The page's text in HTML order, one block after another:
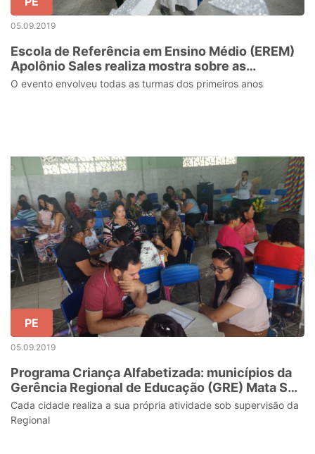
05.09.2019
Escola de Referência em Ensino Médio (EREM)
Apolônio Sales realiza mostra sobre as
primeiras civilizações
O evento envolveu todas as turmas dos primeiros anos
PE
05.09.2019
Programa Criança Alfabetizada: municípios da
Gerência Regional de Educação (GRE) Mata Sul
recebem formação
Cada cidade realiza a sua própria atividade sob supervisão da
Regional